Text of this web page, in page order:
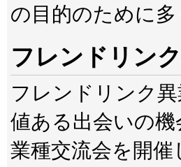
の目的のために
フレンドリン
フレンドリンク
値ある出会いの
業種交流会を開催